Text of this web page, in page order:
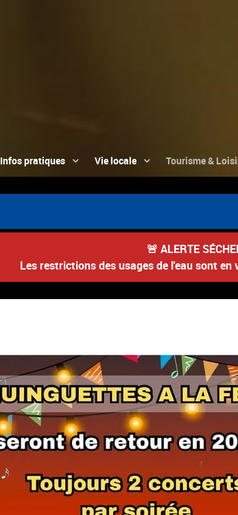
Infos pratiques Vie locale Tourisme &
🚨 ALERTE
Les restrictions des usages de l'eau sont